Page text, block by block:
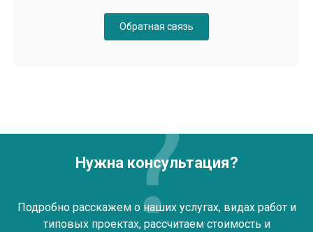
Обратная связь
Нужна консультация?
Подробно расскажем о наших услугах, видах работ и
типовых проектах, рассчитаем стоимость и